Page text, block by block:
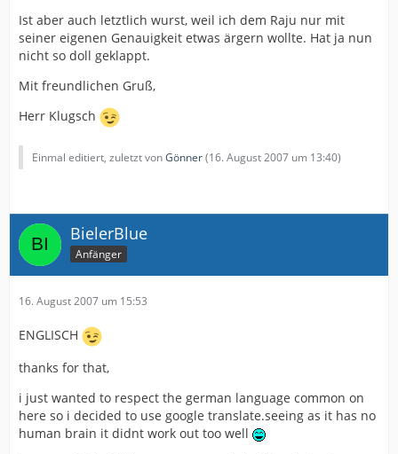
Ist aber auch letztlich wurst, weil ich dem Raju nur mit
seiner eigenen Genauigkeit etwas ärgern wollte. Hat ja nun
nicht so doll geklappt.
Mit freundlichen Gruß,
Herr Klugsch
Einmal editiert, zuletzt vonGönner(16. August 2007 um 13:40)
BielerBlue
Anfänger
16. August 2007 um 15:53
ENGLISCH
thanks for that,
i just wanted to respect the german language common on
here so i decided to use google translate.seeing as it has no
human brain it didnt work out too well